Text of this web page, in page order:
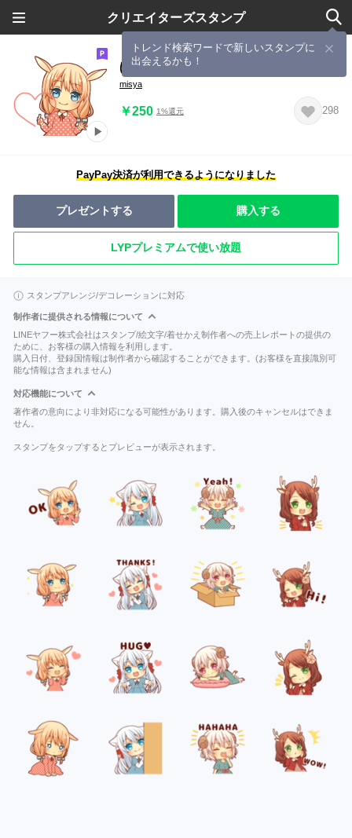
クリエイターズスタンプ
トレンド検索ワードで新しいスタンプに
出会えるかも！
ほのぼの動く♪けもみみ娘
misya
￥250 1%還元 298
PayPay決済が利用できるようになりました
プレゼントする 購入する
LYPプレミアムで使い放題
スタンプアレンジ/デコレーションに対応
制作者に提供される情報について
LINEヤフー株式会社はスタンプ/絵文字/着せかえ制作者への売上レポートの提供の
ために、お客様の購入情報を利用します。
購入日付、登録国情報は制作者から確認することができます。(お客様を直接識別可
能な情報は含まれません)
対応機能について
著作者の意向により非対応になる可能性があります。購入後のキャンセルはできま
せん。
スタンプをタップするとプレビューが表示されます。